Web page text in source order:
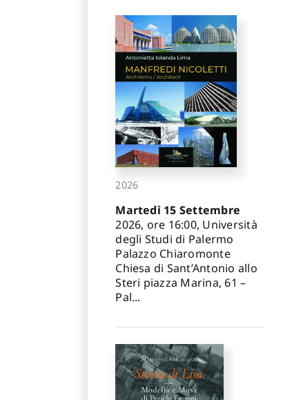
2026
Martedì 15 Settembre
2026, ore 16:00, Università
degli Studi di Palermo
Palazzo Chiaromonte
Chiesa di Sant’Antonio allo
Steri piazza Marina, 61 –
Pal...